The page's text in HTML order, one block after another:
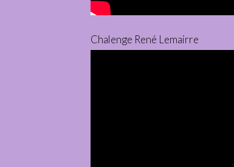
Chalenge René Lemairre